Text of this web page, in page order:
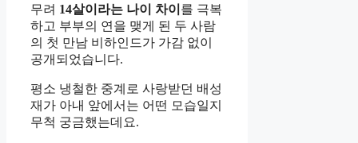
무려 14살이라는 나이 차이 를 극복
하고 부부의 연을 맺게 된 두 사람
의 첫 만남 비하인드가 가감 없이
공개되었습니다.
평소 냉철한 중계로 사랑받던 배성
재가 아내 앞에서는 어떤 모습일지
무척 궁금했는데요.